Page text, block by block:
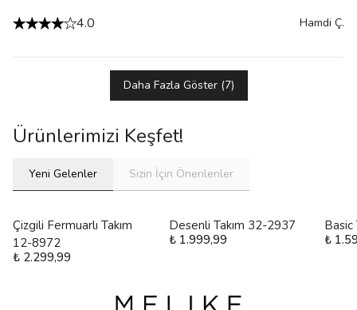
4.0 Hamdi Ç.
Daha Fazla Göster(7)
Ürünlerimizi Keşfet!
Yeni Gelenler Sizin İçin Önerilenler
Çizgili Fermuarlı Takım
12-8972
₺ 2.299,99
Desenli Takım 32-2937
₺ 1.999,99
Basic
₺